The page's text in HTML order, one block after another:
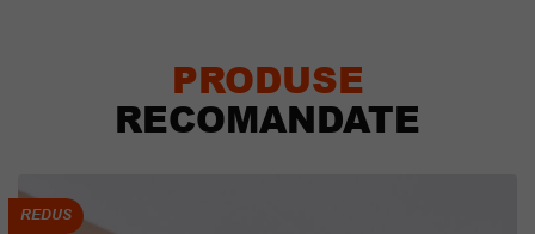
PRODUSE
RECOMANDATE
REDUS